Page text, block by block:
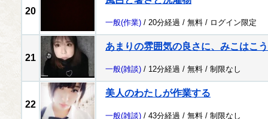
20
一般(作業) / 20分経過 / 無料 / ログイン限定
21
あまりの雰囲気の良さに、みこはこ
一般(雑談) / 12分経過 / 無料 / 制限なし
22
美人のわたしが作業する
一般(雑談) / 43分経過 / 無料 / 制限なし